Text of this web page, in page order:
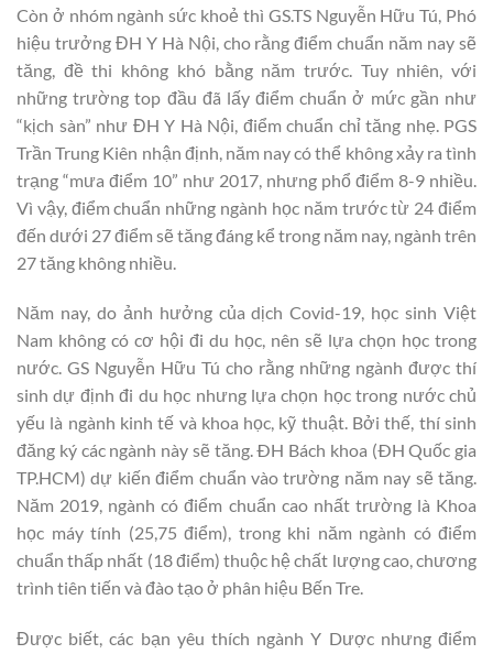
Còn ở nhóm ngành sức khoẻ thì GS.TS Nguyễn Hữu Tú, Phó
hiệu trưởng ĐH Y Hà Nội, cho rằng điểm chuẩn năm nay sẽ
tăng, đề thi không khó bằng năm trước. Tuy nhiên, với
những trường top đầu đã lấy điểm chuẩn ở mức gần như
“kịch sàn” như ĐH Y Hà Nội, điểm chuẩn chỉ tăng nhẹ. PGS
Trần Trung Kiên nhận định, năm nay có thể không xảy ra tình
trạng “mưa điểm 10” như 2017, nhưng phổ điểm 8-9 nhiều.
Vì vậy, điểm chuẩn những ngành học năm trước từ 24 điểm
đến dưới 27 điểm sẽ tăng đáng kể trong năm nay, ngành trên
27 tăng không nhiều.
Năm nay, do ảnh hưởng của dịch Covid-19, học sinh Việt
Nam không có cơ hội đi du học, nên sẽ lựa chọn học trong
nước. GS Nguyễn Hữu Tú cho rằng những ngành được thí
sinh dự định đi du học nhưng lựa chọn học trong nước chủ
yếu là ngành kinh tế và khoa học, kỹ thuật. Bởi thế, thí sinh
đăng ký các ngành này sẽ tăng. ÐH Bách khoa (ÐH Quốc gia
TP.HCM) dự kiến điểm chuẩn vào trường năm nay sẽ tăng.
Năm 2019, ngành có điểm chuẩn cao nhất trường là Khoa
học máy tính (25,75 điểm), trong khi năm ngành có điểm
chuẩn thấp nhất (18 điểm) thuộc hệ chất lượng cao, chương
trình tiên tiến và đào tạo ở phân hiệu Bến Tre.
Được biết, các bạn yêu thích ngành Y Dược nhưng điểm